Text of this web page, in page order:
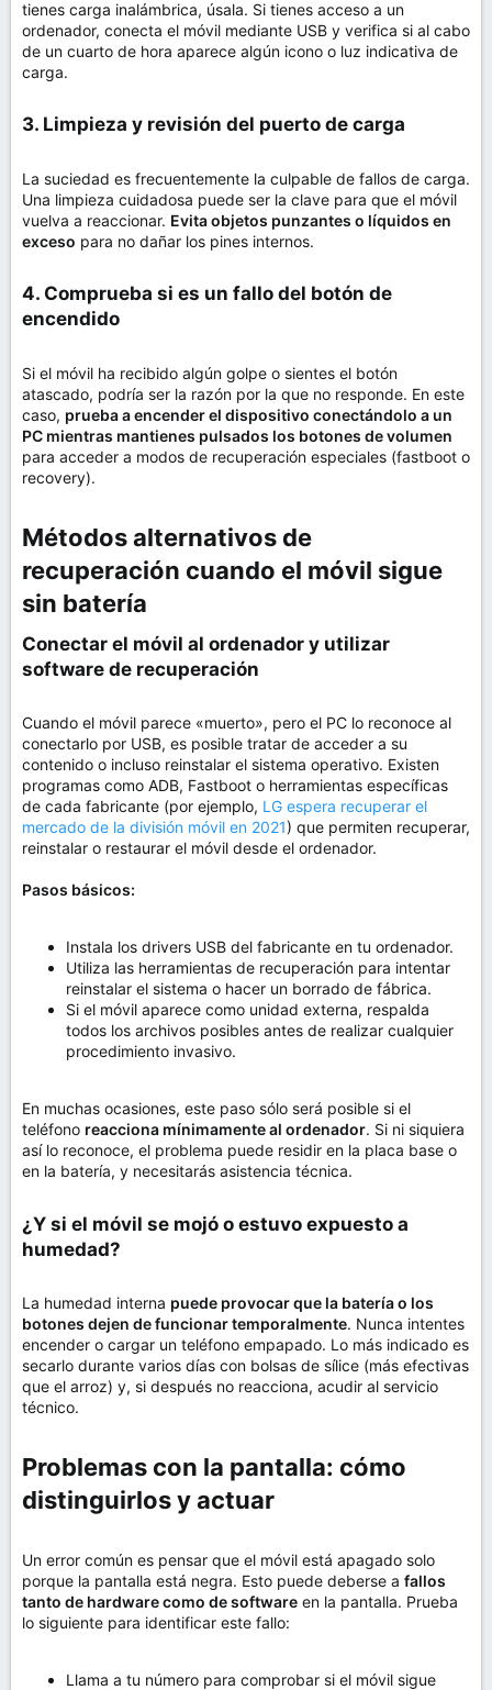
tienes carga inalámbrica, úsala. Si tienes acceso a un
ordenador, conecta el móvil mediante USB y verifica si al cabo
de un cuarto de hora aparece algún icono o luz indicativa de
carga.
3. Limpieza y revisión del puerto de carga​
La suciedad es frecuentemente la culpable de fallos de carga.
Una limpieza cuidadosa puede ser la clave para que el móvil
vuelva a reaccionar. Evita objetos punzantes o líquidos en
exceso para no dañar los pines internos.
4. Comprueba si es un fallo del botón de
encendido​
Si el móvil ha recibido algún golpe o sientes el botón
atascado, podría ser la razón por la que no responde. En este
caso, prueba a encender el dispositivo conectándolo a un
PC mientras mantienes pulsados los botones de volumen
para acceder a modos de recuperación especiales (fastboot o
recovery).
Métodos alternativos de
recuperación cuando el móvil sigue
sin batería​
Conectar el móvil al ordenador y utilizar
software de recuperación​
Cuando el móvil parece «muerto», pero el PC lo reconoce al
conectarlo por USB, es posible tratar de acceder a su
contenido o incluso reinstalar el sistema operativo. Existen
programas como ADB, Fastboot o herramientas específicas
de cada fabricante (por ejemplo, LG espera recuperar el
mercado de la división móvil en 2021) que permiten recuperar,
reinstalar o restaurar el móvil desde el ordenador.
Pasos básicos:
Instala los drivers USB del fabricante en tu ordenador.
Utiliza las herramientas de recuperación para intentar
reinstalar el sistema o hacer un borrado de fábrica.
Si el móvil aparece como unidad externa, respalda
todos los archivos posibles antes de realizar cualquier
procedimiento invasivo.
En muchas ocasiones, este paso sólo será posible si el
teléfono reacciona mínimamente al ordenador. Si ni siquiera
así lo reconoce, el problema puede residir en la placa base o
en la batería, y necesitarás asistencia técnica.
¿Y si el móvil se mojó o estuvo expuesto a
humedad?​
La humedad interna puede provocar que la batería o los
botones dejen de funcionar temporalmente. Nunca intentes
encender o cargar un teléfono empapado. Lo más indicado es
secarlo durante varios días con bolsas de sílice (más efectivas
que el arroz) y, si después no reacciona, acudir al servicio
técnico.
Problemas con la pantalla: cómo
distinguirlos y actuar​
Un error común es pensar que el móvil está apagado solo
porque la pantalla está negra. Esto puede deberse a fallos
tanto de hardware como de software en la pantalla. Prueba
lo siguiente para identificar este fallo:
Llama a tu número para comprobar si el móvil sigue